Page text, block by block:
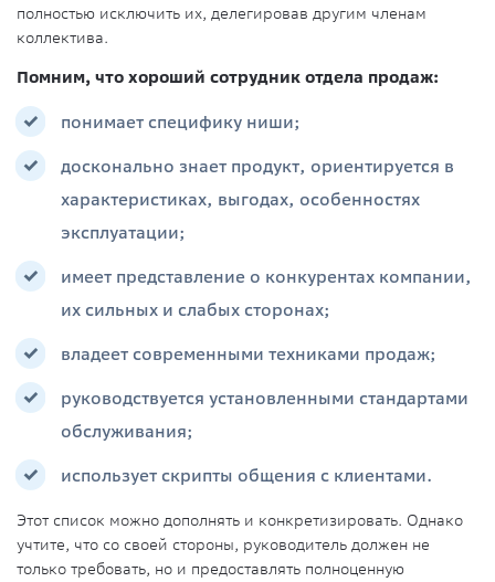
полностью исключить их, делегировав другим членам
коллектива.
Помним, что хороший сотрудник отдела продаж:
понимает специфику ниши;
досконально знает продукт, ориентируется в
характеристиках, выгодах, особенностях
эксплуатации;
имеет представление о конкурентах компании,
их сильных и слабых сторонах;
владеет современными техниками продаж;
руководствуется установленными стандартами
обслуживания;
использует скрипты общения с клиентами.
Этот список можно дополнять и конкретизировать. Однако
учтите, что со своей стороны, руководитель должен не
только требовать, но и предоставлять полноценную